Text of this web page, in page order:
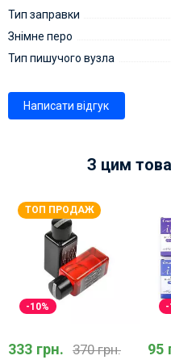
Тип заправки
Знімне перо
Тип пишучого вузла
Написати відгук
З цим
ТОП ПРОДАЖ
-10%
333 грн. 370 грн.
-
95